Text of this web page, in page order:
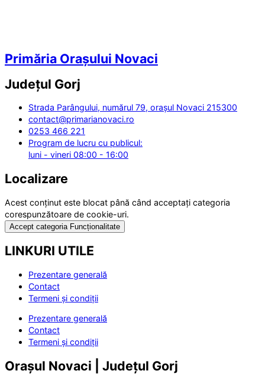
Primăria Orașului Novaci
Județul Gorj
Strada Parângului, numărul 79, orașul Novaci 215300
contact@primarianovaci.ro
0253 466 221
Program de lucru cu publicul:
luni - vineri 08:00 - 16:00
Localizare
Acest conținut este blocat până când acceptați categoria
corespunzătoare de cookie-uri.
Accept categoria Funcționalitate
LINKURI UTILE
Prezentare generală
Contact
Termeni și condiții
Prezentare generală
Contact
Termeni și condiții
Orașul Novaci | Județul Gorj